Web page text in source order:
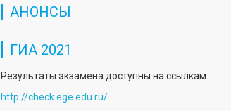
АНОНСЫ
ГИА 2021
Результаты экзамена доступны на ссылкам:
http://check.ege.edu.ru/